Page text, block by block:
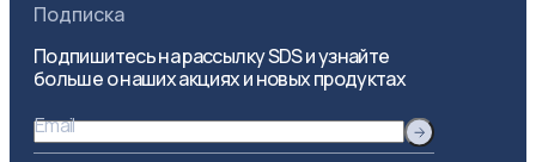
Подписка
Подпишитесь на рассылку SDS и узнайте
больше о наших акциях и новых продуктах
Email